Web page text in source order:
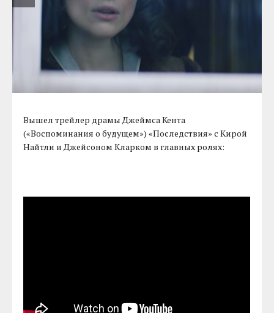
Вышел трейлер драмы Джеймса Кента
(«Воспоминания о будущем») «Последствия» с Кирой
Найтли и Джейсоном Кларком в главных ролях: